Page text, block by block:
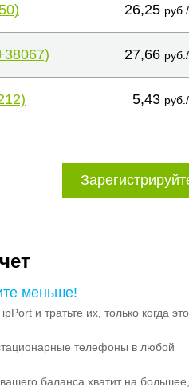
26,25
27,66
5,43
меньше!
и тратьте их, только когда это
телефоны в любой
баланса хватит на большее,